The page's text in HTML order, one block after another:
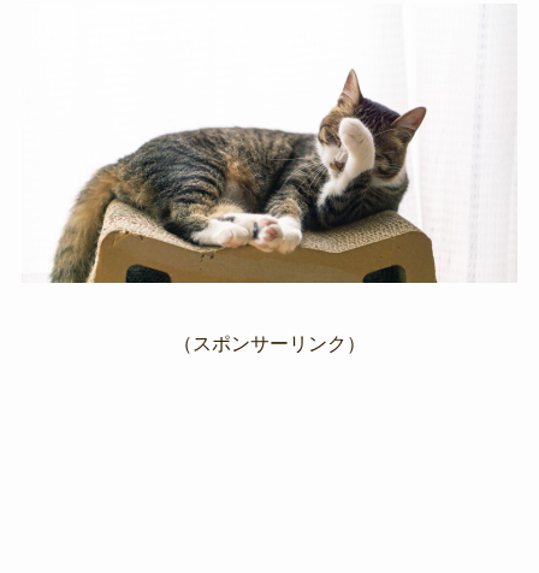
（スポンサーリンク）